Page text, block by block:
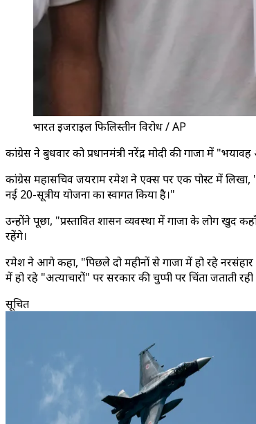
भारत इजराइल फिलिस्तीन विरोध / AP
कांग्रेस ने बुधवार को प्रधानमंत्री नरेंद्र मोदी की गाजा में
कांग्रेस महासचिव जयराम रमेश ने एक्स पर एक पोस्ट में लिखा,
नई 20-सूत्रीय योजना का स्वागत किया है।"
उन्होंने पूछा, "प्रस्तावित शासन व्यवस्था में गाजा के लोग खुद
रहेंगे।
रमेश ने आगे कहा, "पिछले दो महीनों से गाजा में हो रहे नरसंहार
में हो रहे "अत्याचारों" पर सरकार की चुप्पी पर चिंता जताती रही
सूचित